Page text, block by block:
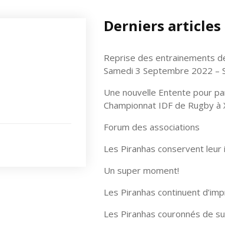
Derniers articles
Reprise des entrainements
Samedi 3 Septembre 2022 –
Une nouvelle Entente pour
Championnat IDF de Rugby à
Forum des associations
Les Piranhas conservent leur
Un super moment!
Les Piranhas continuent
Les Piranhas couronnés de